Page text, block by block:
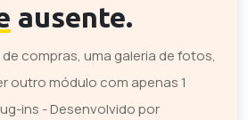
ausente.
compras, uma galeria de fotos,
outro módulo com apenas 1
ins - Desenvolvido por